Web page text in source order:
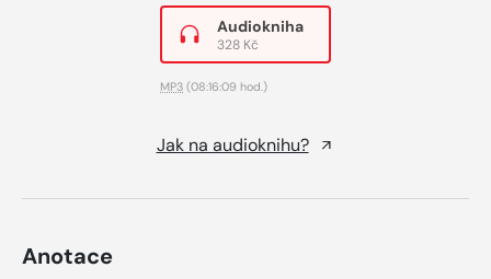
Audiokniha
328 Kč
MP3 (08:16:09 hod.)
Jak na audioknihu?
Anotace